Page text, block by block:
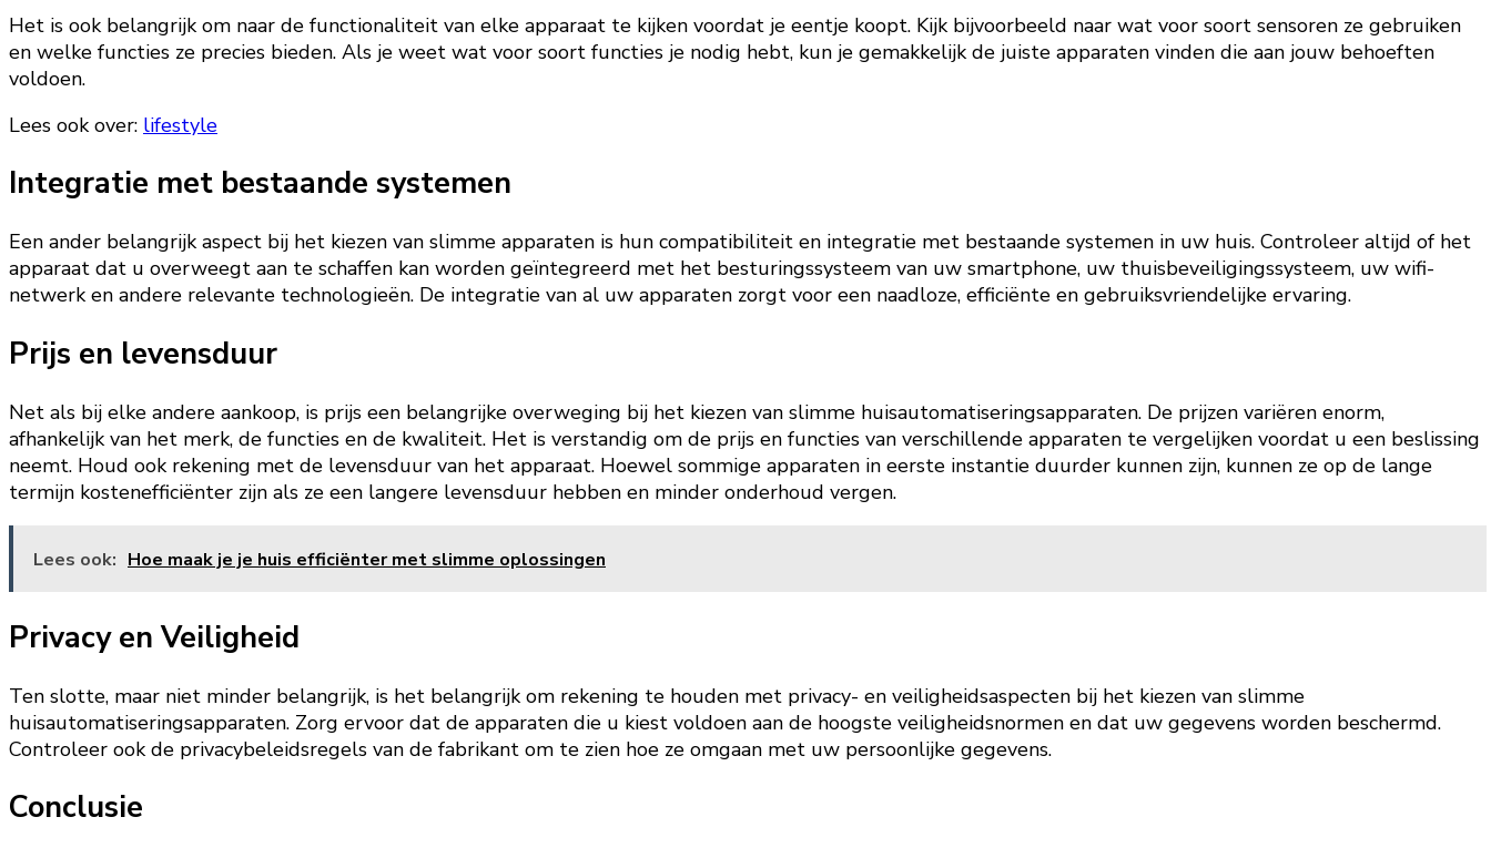
Het is ook belangrijk om naar de functionaliteit van elke apparaat te kijken voordat je eentje koopt. Kijk bijvoorbeeld naar wat voor soort sensoren ze gebruiken
en welke functies ze precies bieden. Als je weet wat voor soort functies je nodig hebt, kun je gemakkelijk de juiste apparaten vinden die aan jouw behoeften
voldoen.
Lees ook over: lifestyle
Integratie met bestaande systemen
Een ander belangrijk aspect bij het kiezen van slimme apparaten is hun compatibiliteit en integratie met bestaande systemen in uw huis. Controleer altijd of het
apparaat dat u overweegt aan te schaffen kan worden geïntegreerd met het besturingssysteem van uw smartphone, uw thuisbeveiligingssysteem, uw wifi-
netwerk en andere relevante technologieën. De integratie van al uw apparaten zorgt voor een naadloze, efficiënte en gebruiksvriendelijke ervaring.
Prijs en levensduur
Net als bij elke andere aankoop, is prijs een belangrijke overweging bij het kiezen van slimme huisautomatiseringsapparaten. De prijzen variëren enorm,
afhankelijk van het merk, de functies en de kwaliteit. Het is verstandig om de prijs en functies van verschillende apparaten te vergelijken voordat u een beslissing
neemt. Houd ook rekening met de levensduur van het apparaat. Hoewel sommige apparaten in eerste instantie duurder kunnen zijn, kunnen ze op de lange
termijn kostenefficiënter zijn als ze een langere levensduur hebben en minder onderhoud vergen.
Lees ook: Hoe maak je je huis efficiënter met slimme oplossingen
Privacy en Veiligheid
Ten slotte, maar niet minder belangrijk, is het belangrijk om rekening te houden met privacy- en veiligheidsaspecten bij het kiezen van slimme
huisautomatiseringsapparaten. Zorg ervoor dat de apparaten die u kiest voldoen aan de hoogste veiligheidsnormen en dat uw gegevens worden beschermd.
Controleer ook de privacybeleidsregels van de fabrikant om te zien hoe ze omgaan met uw persoonlijke gegevens.
Conclusie